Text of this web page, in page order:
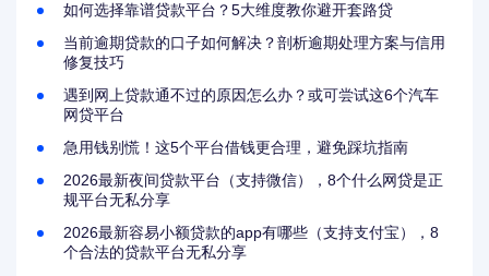
如何选择靠谱贷款平台？5大维度教你避开套路贷
当前逾期贷款的口子如何解决？剖析逾期处理方案与信用
修复技巧
遇到网上贷款通不过的原因怎么办？或可尝试这6个汽车
网贷平台
急用钱别慌！这5个平台借钱更合理，避免踩坑指南
2026最新夜间贷款平台（支持微信），8个什么网贷是正
规平台无私分享
2026最新容易小额贷款的app有哪些（支持支付宝），8
个合法的贷款平台无私分享